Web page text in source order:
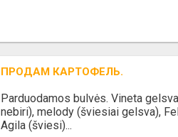
ПРОДАМ КАРТОФЕЛЬ.
Parduodamos bulvės. Vineta
nebiri), melody (šviesiai gelsva),
Agila (šviesi)...